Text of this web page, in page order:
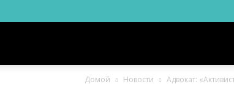
Ингушетии
Домой Новости Адвокат: